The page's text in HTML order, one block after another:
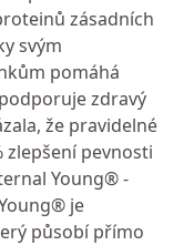
zásadních
svým
pomáhá
zdravý
že pravidelné
zlepšení pevnosti
Young® -
je
působí přímo